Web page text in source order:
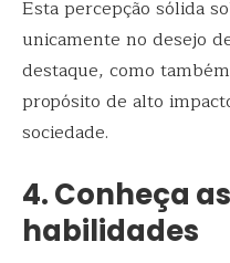
Esta percepção sólida
unicamente no desejo
destaque, como
propósito de alto
sociedade.
4. Conheça
habilidades